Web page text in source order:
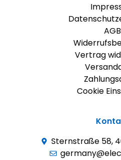
AGB
Vertrag
Cookie
Sternstraße 58,